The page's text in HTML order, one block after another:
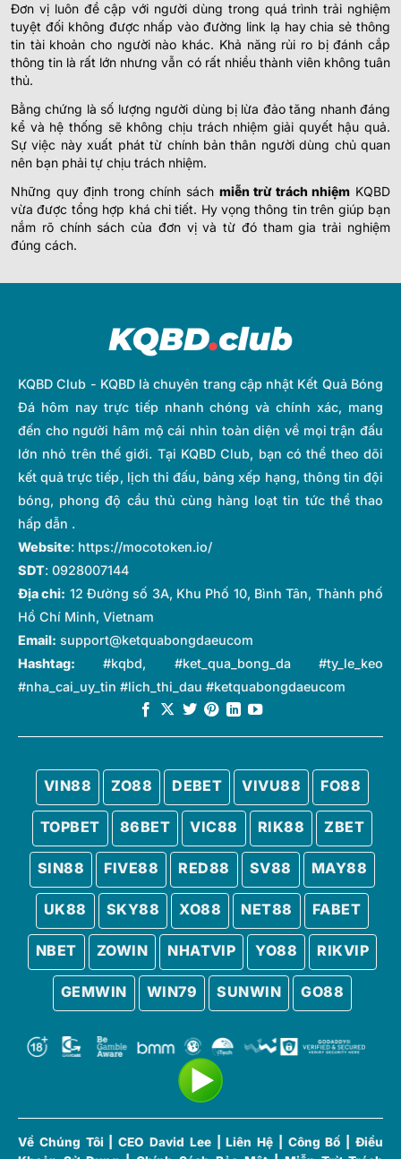
Đơn vị luôn đề cập với người dùng trong quá trình trải nghiệm
tuyệt đối không được nhấp vào đường link lạ hay chia sẻ thông
tin tài khoản cho người nào khác. Khả năng rủi ro bị đánh cắp
thông tin là rất lớn nhưng vẫn có rất nhiều thành viên không tuân
thủ.
Bằng chứng là số lượng người dùng bị lừa đảo tăng nhanh đáng
kể và hệ thống sẽ không chịu trách nhiệm giải quyết hậu quả.
Sự việc này xuất phát từ chính bản thân người dùng chủ quan
nên bạn phải tự chịu trách nhiệm.
Những quy định trong chính sách miễn trừ trách nhiệm KQBD
vừa được tổng hợp khá chi tiết. Hy vọng thông tin trên giúp bạn
nắm rõ chính sách của đơn vị và từ đó tham gia trải nghiệm
đúng cách.
KQBD Club - KQBD là chuyên trang cập nhật Kết Quả Bóng
Đá hôm nay trực tiếp nhanh chóng và chính xác, mang
đến cho người hâm mộ cái nhìn toàn diện về mọi trận đấu
lớn nhỏ trên thế giới. Tại KQBD Club, bạn có thể theo dõi
kết quả trực tiếp, lịch thi đấu, bảng xếp hạng, thông tin đội
bóng, phong độ cầu thủ cùng hàng loạt tin tức thể thao
hấp dẫn .
Website: https://mocotoken.io/
SDT: 0928007144
Địa chỉ: 12 Đường số 3A, Khu Phố 10, Bình Tân, Thành phố
Hồ Chí Minh, Vietnam
Email: support@ketquabongdaeucom
Hashtag: #kqbd, #ket_qua_bong_da #ty_le_keo
#nha_cai_uy_tin #lich_thi_dau #ketquabongdaeucom
VIN88 ZO88 DEBET VIVU88 FO88
TOPBET 86BET VIC88 RIK88 ZBET
SIN88 FIVE88 RED88 SV88 MAY88
UK88 SKY88 XO88 NET88 FABET
NBET ZOWIN NHATVIP YO88 RIKVIP
GEMWIN WIN79 SUNWIN GO88
Về Chúng Tôi |CEO David Lee|Liên Hệ Công Bố |Điều